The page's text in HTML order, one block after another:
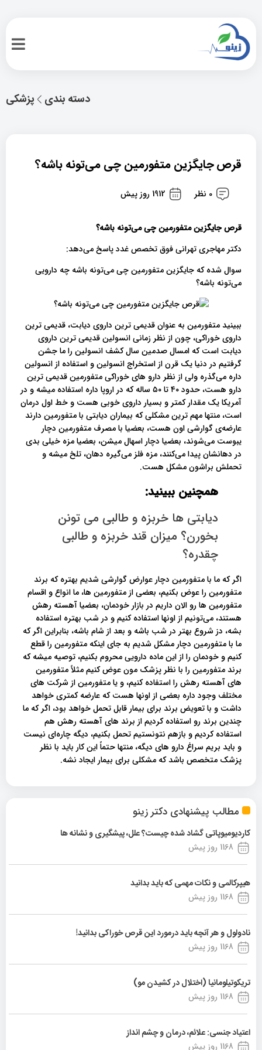
پزشکی دسته بندی
مطالب پیشنهادی دکتر زینو
کاردیومیوپاتی گشاد شده چیست؟ علل، پیشگیری و نشانه ها
1168 روز پیش
هیپرکالمی و نکات مهمی که باید بدانید
1168 روز پیش
نادولول و هر آنچه باید درمورد این قرص خوراکی بدانید!
1168 روز پیش
تریکوتیلومانیا (اختلال در کشیدن مو)
1168 روز پیش
اعتیاد جنسی: علائم، درمان و چشم انداز
1168 روز پیش
قرص جایگزین متفورمین چی می‌تونه باشه؟
0 نظر 1912 روز پیش
قرص جایگزین متفورمین چی می‌تونه باشه؟
دکتر مهاجری تهرانی فوق تخصص غدد پاسخ می‌دهد:
سوال شده که جایگزین متفورمین چی می‌تونه باشه چه دارویی
می‌تونه باشه؟
ببینید متفورمین به عنوان قدیمی ترین داروی دیابت، قدیمی ترین
داروی خوراکی، چون از نظر زمانی انسولین قدیمی ترین داروی
دیابت است که امسال صدمین سال کشف انسولین را ما جشن
گرفتیم در دنیا یک قرن از استخراج انسولین و استفاده از انسولین
داره می‌گذره ولی از نظر دارو های خوراکی متفورمین قدیمی ترین
دارو هست، حدود ۴۰ تا ۵۰ ساله که در اروپا داره استفاده میشه و در
آمریکا یک مقدار کمتر و بسیار داروی خوبی هست و خط اول درمان
است، منتها مهم ترین مشکلی که بیماران دیابتی با متفورمین دارند
عارضه‌ی گوارشی اون هست، بعضیا با مصرف متفورمین دچار
یبوست می‌شوند، بعضیا دچار اسهال میشن، بعضیا مزه خیلی بدی
در دهانشان پیدا می‌کنند، مزه فلز می‌گیره دهان، تلخ میشه و
تحملش براشون مشکل هست.
همچنین ببینید:
دیابتی ها خربزه و طالبی می تونن
بخورن؟ میزان قند خربزه و طالبی
چقدره؟
اگر که ما با متفورمین دچار عوارض گوارشی شدیم بهتره که برند
متفورمین را عوض بکنیم، بعضی از متفورمین ها، ما انواع و اقسام
متفورمین ها رو الان داریم در بازار خودمان، بعضیا آهسته رهش
هستند، می‌تونیم از اونها استفاده کنیم و در شب بهتره استفاده
بشه، دز شروع بهتر در شب باشه و بعد از شام باشه، بنابراین اگر که
ما با متفورمین دچار مشکل شدیم به جای اینکه متفورمین را قطع
کنیم و خودمان را از این ماده دارویی محروم بکنیم، توصیه میشه که
برند متفورمین را با نظر پزشک مون عوض کنیم مثلاً متفورمین
های آهسته رهش را استفاده کنیم، و یا متفورمین از شرکت‌ های
مختلف وجود داره بعضی از اونها هست که عارضه کمتری خواهد
داشت و با تعویض برند برای بیمار قابل تحمل خواهد بود، اگر که ما
چندین برند رو استفاده کردیم از برند های آهسته رهش هم
استفاده کردیم و بازهم نتونستیم تحمل بکنیم، دیگه چاره‌ای نیست
و باید بریم سراغ دارو های دیگه، منتها حتماً این کار باید با نظر
پزشک متخصص باشد که مشکلی برای بیمار ایجاد نشه.